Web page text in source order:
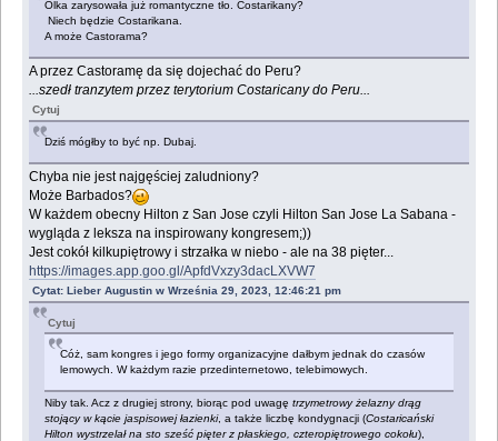
Olka zarysowała już romantyczne tło. Costarikany?
Niech będzie Costarikana.
A może Castorama?
A przez Castoramę da się dojechać do Peru?
...szedł tranzytem przez terytorium Costaricany do Peru...
Cytuj
Dziś mógłby to być np. Dubaj.
Chyba nie jest najgęściej zaludniony?
Może Barbados?
W każdem obecny Hilton z San Jose czyli Hilton San Jose La Sabana -
wygląda z leksza na inspirowany kongresem;))
Jest cokół kilkupiętrowy i strzałka w niebo - ale na 38 pięter...
https://images.app.goo.gl/ApfdVxzy3dacLXVW7
Cytat: Lieber Augustin w Września 29, 2023, 12:46:21 pm
Cytuj
Cóż, sam kongres i jego formy organizacyjne dałbym jednak do czasów
lemowych. W każdym razie przedinternetowo, telebimowych.
Niby tak. Acz z drugiej strony, biorąc pod uwagętrzymetrowy żelazny drąg
stojący w kącie jaspisowej łazienki, a także liczbę kondygnacji (Costaricański
Hilton wystrzelał na sto sześć pięter z płaskiego, czteropiętrowego cokołu),